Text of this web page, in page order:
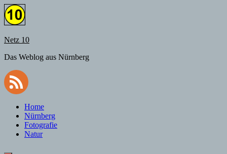
Zum
Inhalt
springen
Netz 10
Das Weblog aus Nürnberg
Home
Nürnberg
Fotografie
Natur